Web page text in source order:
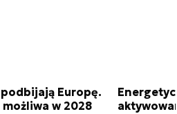
Europę.
w 2028